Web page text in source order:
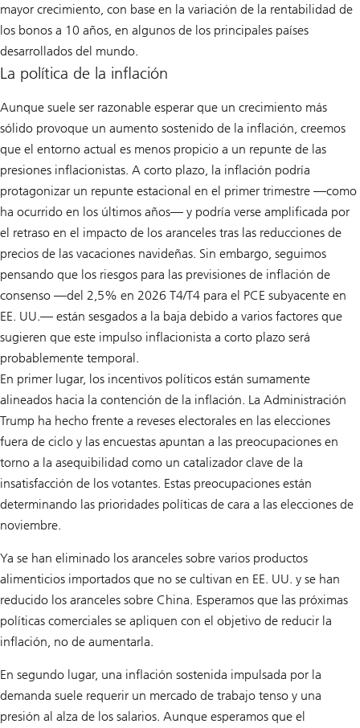
mayor crecimiento, con base en la variación de la rentabilidad de
los bonos a 10 años, en algunos de los principales países
desarrollados del mundo.
La política de la inflación
Aunque suele ser razonable esperar que un crecimiento más
sólido provoque un aumento sostenido de la inflación, creemos
que el entorno actual es menos propicio a un repunte de las
presiones inflacionistas. A corto plazo, la inflación podría
protagonizar un repunte estacional en el primer trimestre —como
ha ocurrido en los últimos años— y podría verse amplificada por
el retraso en el impacto de los aranceles tras las reducciones de
precios de las vacaciones navideñas. Sin embargo, seguimos
pensando que los riesgos para las previsiones de inflación de
consenso —del 2,5% en 2026 T4/T4 para el PCE subyacente en
EE. UU.— están sesgados a la baja debido a varios factores que
sugieren que este impulso inflacionista a corto plazo será
probablemente temporal.
En primer lugar, los incentivos políticos están sumamente
alineados hacia la contención de la inflación. La Administración
Trump ha hecho frente a reveses electorales en las elecciones
fuera de ciclo y las encuestas apuntan a las preocupaciones en
torno a la asequibilidad como un catalizador clave de la
insatisfacción de los votantes. Estas preocupaciones están
determinando las prioridades políticas de cara a las elecciones de
noviembre.
Ya se han eliminado los aranceles sobre varios productos
alimenticios importados que no se cultivan en EE. UU. y se han
reducido los aranceles sobre China. Esperamos que las próximas
políticas comerciales se apliquen con el objetivo de reducir la
inflación, no de aumentarla.
En segundo lugar, una inflación sostenida impulsada por la
demanda suele requerir un mercado de trabajo tenso y una
presión al alza de los salarios. Aunque esperamos que el